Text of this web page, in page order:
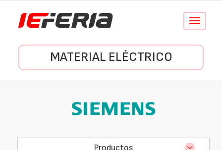
Conmutar
MATERIAL ELÉCTRICO
Productos